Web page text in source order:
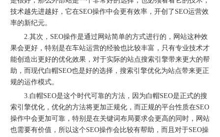
技术越先进越好，它在SEO操作中会更有效率，开创了SEO运营效
率的新纪元。
2.其次，SEO操作是通过网站简单的方式进行的，网站这种效
果会更好，特别是在车站运营的经验也比较丰富，只有专业技术才
能创造出更好的优化效果，对于实际的站点搜索引擎带来更大的帮
助，而现代白帽SEO也是好的选择，搜索引擎优化为站点带来更正
规的运作模式。
3.白帽SEO是这个时代可靠的方法，因为白帽SEO是正式的搜
索引擎优化，优化的方法将更加正规化，而正规的平台性质在SEO
操作中会更加可靠，特别是在关键词布局要求会更高的同时，网站
也需要有价值，所以这个SEO操作会比较有帮助，而且对于SEO操